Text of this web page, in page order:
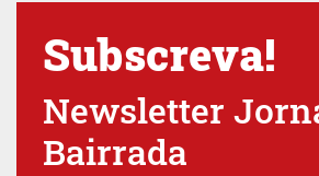
Subscreva!
Newsletter
Bairrada